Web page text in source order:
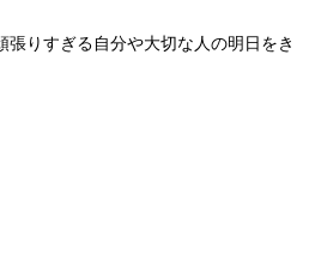
張りすぎる自分や大切な人の明日をき